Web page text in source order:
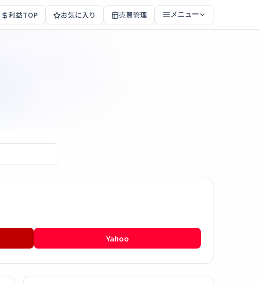
利益TOP お気に入り 売買管理 メニュー
Yahoo